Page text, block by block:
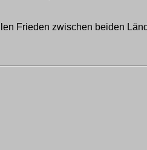
Frieden zwischen beiden